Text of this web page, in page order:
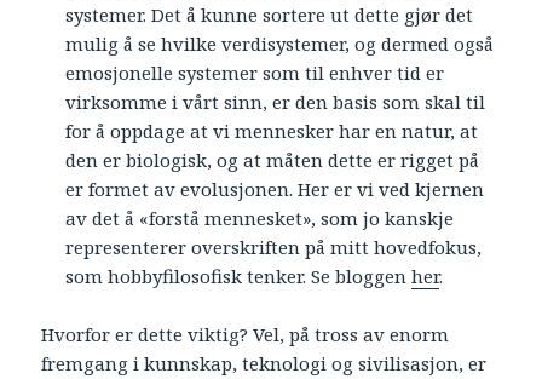
systemer. Det å kunne sortere ut dette gjør det
mulig å se hvilke verdisystemer, og dermed også
emosjonelle systemer som til enhver tid er
virksomme i vårt sinn, er den basis som skal til
for å oppdage at vi mennesker har en natur, at
den er biologisk, og at måten dette er rigget på
er formet av evolusjonen. Her er vi ved kjernen
av det å «forstå mennesket», som jo kanskje
representerer overskriften på mitt hovedfokus,
som hobbyfilosofisk tenker. Se bloggenher.
Hvorfor er dette viktig? Vel, på tross av enorm
fremgang i kunnskap, teknologi og sivilisasjon, er